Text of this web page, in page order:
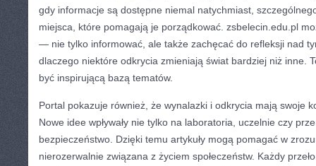
gdy informacje są dostępne niemal natychmiast,
miejsca, które pomagają je porządkować. zsbelecin.edu.pl
— nie tylko informować, ale także zachęcać do refleksji nad
dlaczego niektóre odkrycia zmieniają świat bardziej niż inne.
być inspirującą bazą tematów.
Portal pokazuje również, że wynalazki i odkrycia mają swoje
Nowe idee wpływały nie tylko na laboratoria, uczelnie czy
bezpieczeństwo. Dzięki temu artykuły mogą pomagać w
nierozerwalnie związana z życiem społeczeństw. Każdy